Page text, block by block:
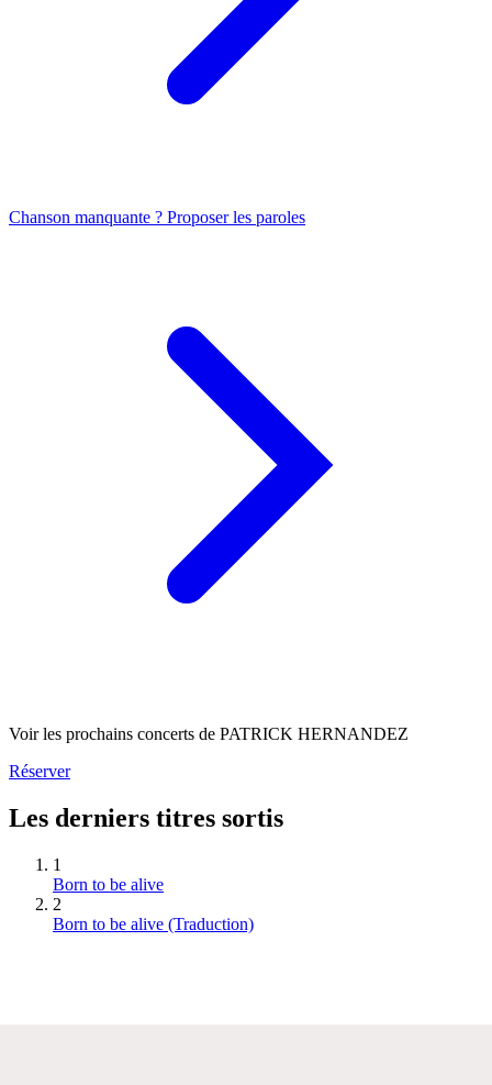
Chanson manquante ? Proposer les paroles
Voir les prochains concerts de PATRICK HERNANDEZ
Réserver
Les derniers titres sortis
1
Born to be alive
2
Born to be alive (Traduction)